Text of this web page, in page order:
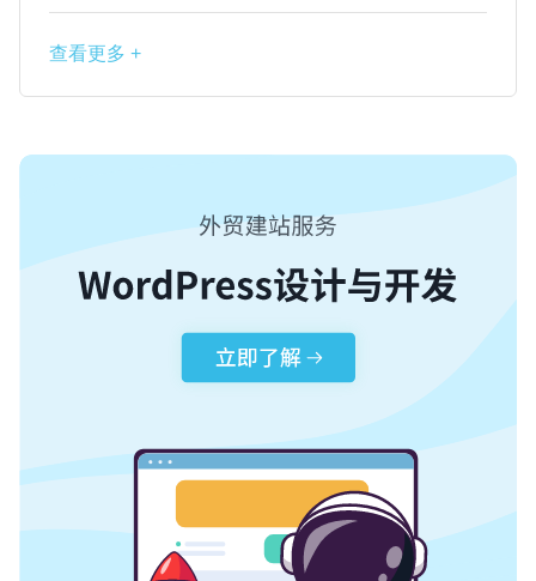
查看更多 +